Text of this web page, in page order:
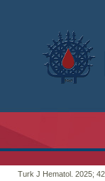
Turk J Hematol. 2025;